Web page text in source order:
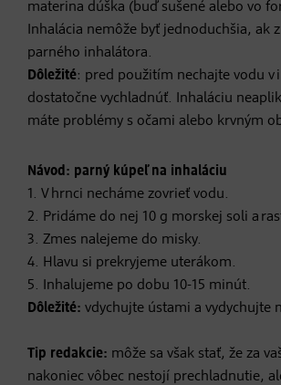
materina dúška (buď sušené alebo vo
Inhalácia nemôže byť jednoduchšia, ak
parného inhalátora.
Dôležité: pred použitím nechajte vodu v
dostatočne vychladnúť. Inhaláciu
máte problémy s očami alebo krvným
Návod: parný kúpeľ na inhaláciu
1. V hrnci necháme zovrieť vodu.
2. Pridáme do nej 10 g morskej soli a
3. Zmes nalejeme do misky.
4. Hlavu si prekryjeme uterákom.
5. Inhalujeme po dobu 10-15 minút.
Dôležité: vdychujte ústami a vydychujte
Tip redakcie: môže sa však stať, že za
nakoniec vôbec nestojí prechladnutie,